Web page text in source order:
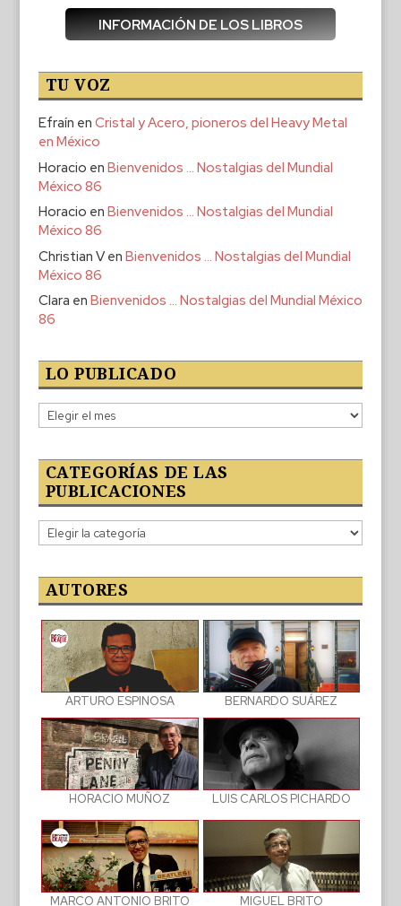
INFORMACIÓN DE LOS LIBROS
TU VOZ
Efraín en Cristal y Acero, pioneros del Heavy Metal
en México
Horacio en Bienvenidos … Nostalgias del Mundial
México 86
Horacio en Bienvenidos … Nostalgias del Mundial
México 86
Christian Ven Bienvenidos … Nostalgias del Mundial
México 86
Clara en Bienvenidos … Nostalgias del Mundial México
86
LO PUBLICADO
Lo
publicado
CATEGORÍAS DE LAS
PUBLICACIONES
Categorías
de
publicaciones
AUTORES
ARTURO ESPINOSA BERNARDO SUÁREZ
HORACIO MUÑOZ LUIS CARLOS PICHARDO
MARCO ANTONIO BRITO MIGUEL BRITO